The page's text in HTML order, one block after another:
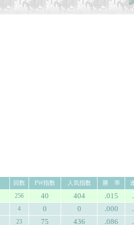
回数 PW指数 人気指数 勝 率
256 40 404 .015
4 0 0 .000
23 75 436 .086